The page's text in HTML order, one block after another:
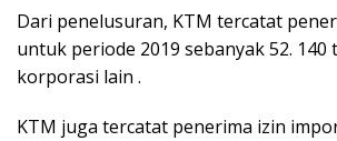
Dari penelusuran, KTM tercatat
untuk periode 2019 sebanyak 52. 140
korporasi lain .
KTM juga tercatat penerima izin